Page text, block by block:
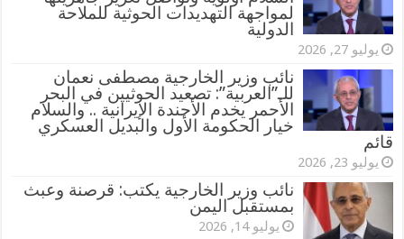
لمواجهة التهديدات الحوثية للملاحة
الدولية
يوليو 27, 2026
نائب وزير الخارجية مصطفى نعمان
للـ”العربية”: تصعيد الحوثيين في البحر
الأحمر يخدم الأجندة الإيرانية .. والسلام
خيار الحكومة الأول والبديل العسكري
قائم
يوليو 23, 2026
نائب وزير الخارجية يكتب: قرصنة وعبث
بمستقبل اليمن
يوليو 14, 2026